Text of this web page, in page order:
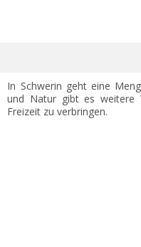
In Schwerin geht eine
und Natur gibt es weitere
Freizeit zu verbringen.